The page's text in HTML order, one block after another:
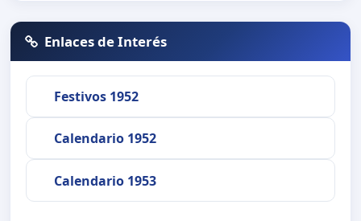
Enlaces de Interés
Festivos 1952
Calendario 1952
Calendario 1953